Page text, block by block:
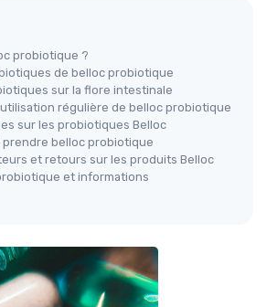
probiotique ?
de belloc probiotique
sur la flore intestinale
régulière de belloc probiotique
sur les probiotiques Belloc
prendre belloc probiotique
et retours sur les produits Belloc
et informations